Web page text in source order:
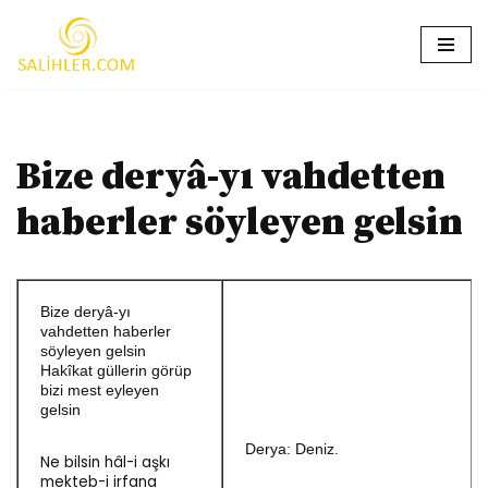
İçeriğe
Bize deryâ-yı vahdetten
haberler söyleyen gelsin
Bize deryâ-yı
vahdetten haberler
söyleyen gelsin
Hakîkat güllerin görüp
bizi mest eyleyen
gelsin
Ne bilsin hâl-i aşkı
mekteb-i irfana
Derya: Deniz.